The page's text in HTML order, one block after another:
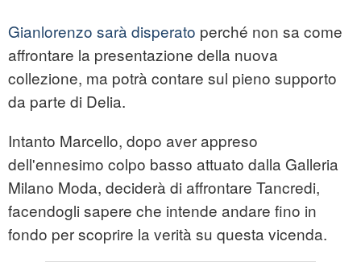
Gianlorenzo sarà disperato perché non sa come
affrontare la presentazione della nuova
collezione, ma potrà contare sul pieno supporto
da parte di Delia.
Intanto Marcello, dopo aver appreso
dell'ennesimo colpo basso attuato dalla Galleria
Milano Moda, deciderà di affrontare Tancredi,
facendogli sapere che intende andare fino in
fondo per scoprire la verità su questa vicenda.